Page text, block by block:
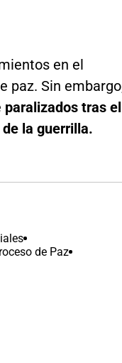
en el
paz. Sin
paralizados tras el
la guerrilla.
de Paz